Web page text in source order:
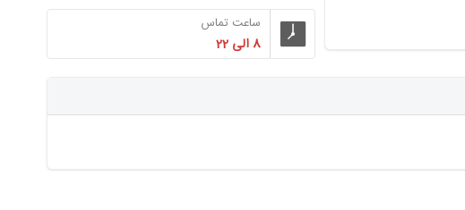
ساعت تماس
8 الی 22